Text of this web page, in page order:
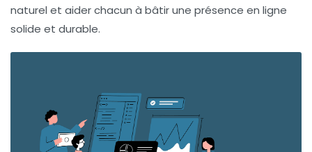
naturel et aider chacun à bâtir une présence en ligne
solide et durable.